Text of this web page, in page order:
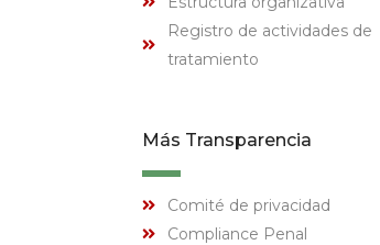
Registro de actividades de
tratamiento
Más Transparencia
Comité de privacidad
Compliance Penal